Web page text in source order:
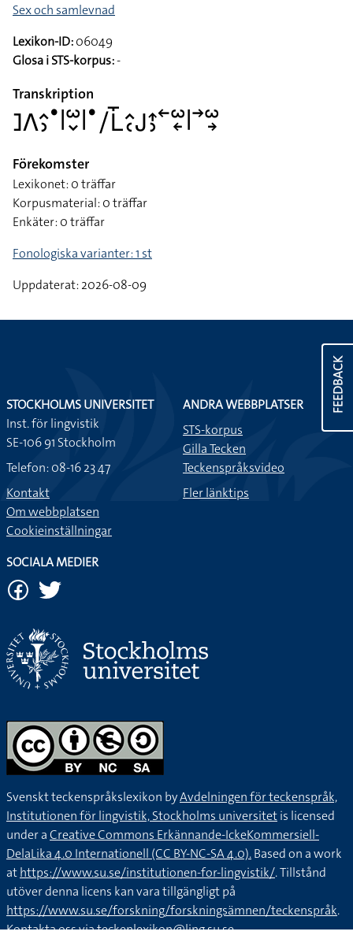
Sex och samlevnad
Lexikon-ID:06049
Glosa i STS-korpus:-
Transkription
􌤔􌤣􌤵􌤶􌤟􌥼􌥱􌦀􌥼􌤟􌥠􌥈􌤻􌤵􌥗􌤢􌤴􌤶􌥢􌥱􌦈􌥼􌥣􌥱􌥽
Förekomster
Lexikonet: 0 träffar
Korpusmaterial: 0 träffar
Enkäter: 0 träffar
Fonologiska varianter: 1 st
Uppdaterat: 2026-08-09
FEEDBACK
STOCKHOLMS UNIVERSITET
Inst. för lingvistik
SE-106 91 Stockholm
Telefon: 08-16 23 47
Kontakt
Om webbplatsen
Cookieinställningar
ANDRA WEBBPLATSER
STS-korpus
Gilla Tecken
Teckenspråksvideo
Fler länktips
SOCIALA MEDIER
Svenskt teckenspråkslexikon byAvdelningen för teckenspråk,
Institutionen för lingvistik, Stockholms universitetis licensed
under aCreative Commons Erkännande-IckeKommersiell-
DelaLika 4.0 Internationell (CC BY-NC-SA 4.0).Based on a work
athttps://www.su.se/institutionen-for-lingvistik/. Tillstånd
utöver denna licens kan vara tillgängligt på
https://www.su.se/forskning/forskningsämnen/teckenspråk.
Kontakta oss viateckenlexikon@ling.su.se.